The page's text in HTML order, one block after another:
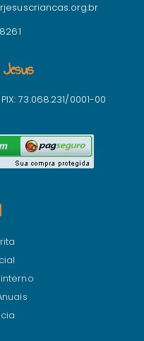
73.068.231/0001-00